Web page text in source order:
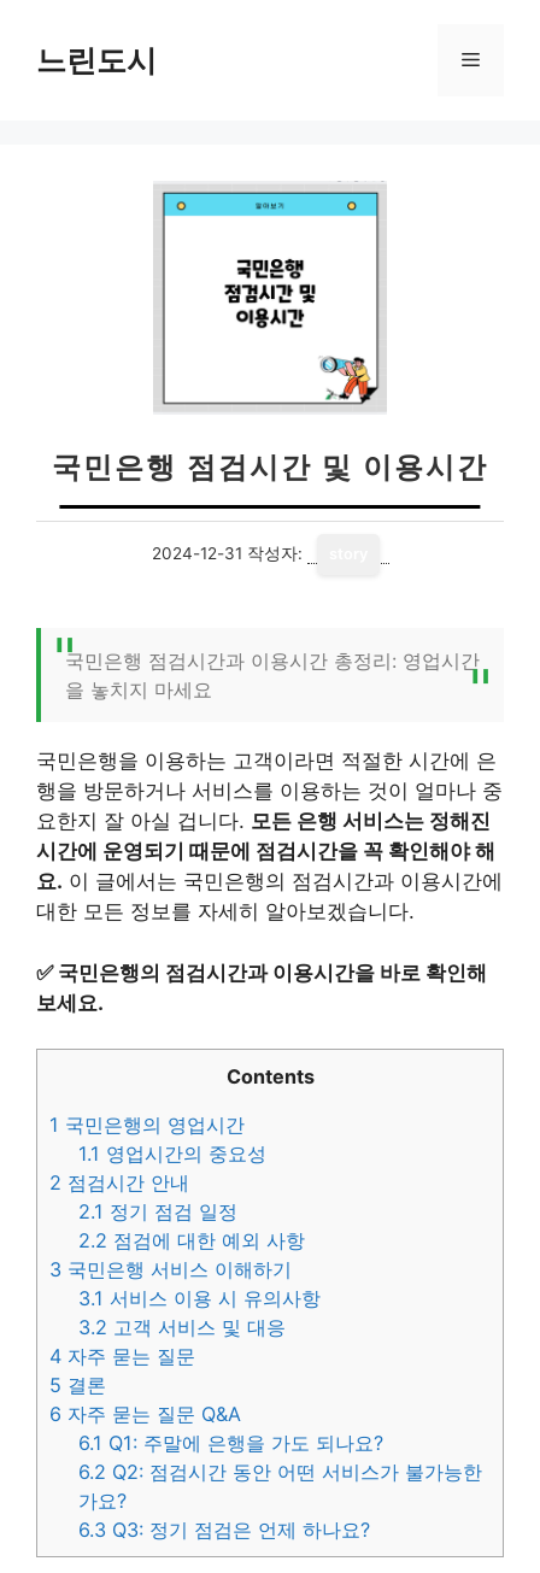
느린도시 메
국민은행 점검시간 및 이용시간
2024-12-31 작성자:
국민은행 점검시간과 이용시간 총정리: 영업시간
을 놓치지 마세요
국민은행을 이용하는 고객이라면 적절한 시간에 은
행을 방문하거나 서비스를 이용하는 것이 얼마나 중
요한지 잘 아실 겁니다. 모든 은행 서비스는 정해진
시간에 운영되기 때문에 점검시간을 꼭 확인해야 해
요. 이 글에서는 국민은행의 점검시간과 이용시간에
대한 모든 정보를 자세히 알아보겠습니다.
✅ 국민은행의 점검시간과 이용시간을 바로 확인해
보세요.
Contents
1 국민은행의 영업시간
1.1 영업시간의 중요성
2 점검시간 안내
2.1 정기 점검 일정
2.2 점검에 대한 예외 사항
3 국민은행 서비스 이해하기
3.1 서비스 이용 시 유의사항
3.2 고객 서비스 및 대응
4 자주 묻는 질문
5 결론
6 자주 묻는 질문 Q&A
6.1 Q1: 주말에 은행을 가도 되나요?
6.2 Q2: 점검시간 동안 어떤 서비스가 불가능한
가요?
6.3 Q3: 정기 점검은 언제 하나요?